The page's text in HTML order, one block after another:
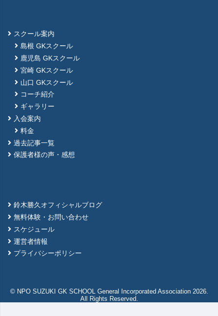
スクール案内
島根 GKスクール
鹿児島 GKスクール
宮崎 GKスクール
山口 GKスクール
コーチ紹介
ギャラリー
入会案内
料金
過去記事一覧
保護者様の声・感想
鈴木勝久オフィシャルブログ
無料体験・お問い合わせ
スケジュール
運営者情報
プライバシーポリシー
© NPO SUZUKI GK SCHOOL General Incorporated Association 2026.
All Rights Reserved.